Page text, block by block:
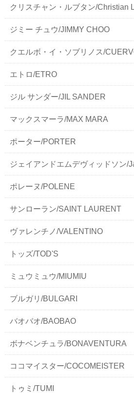
クリスチャン・ルブタン/Christian
ジミー チュウ/JIMMY CHOO
クエルボ・イ・ソブリノス/
エトロ/ETRO
ジル サンダー/JIL SANDER
マックスマーラ/MAX MARA
ポーター/PORTER
ジェイアンドエムデヴィッドソン/
ポレーヌ/POLENE
サンローラン/SAINT LAURENT
ヴァレンチノ/VALENTINO
トッズ/TOD'S
ミュウミュウ/MIUMIU
ブルガリ/BULGARI
バオバオ/BAOBAO
ボナベンチュラ/BONAVENTURA
ココマイスター/COCOMEISTER
トゥミ/TUMI